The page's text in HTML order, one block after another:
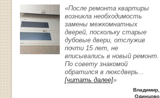
«После ремонта квартиры
возникла необходимость
замены межкомнатных
дверей, поскольку старые
дубовые двери, отслужив
почти 15 лет, не
вписывались в новый ремонт.
По совету знакомой
обратился в люксдверь...
[читать далее]»
Владимир,
Одинцово